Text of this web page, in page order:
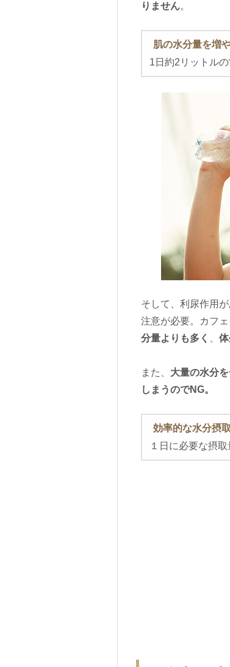
りません。
肌の水分量を増
1日約2リットル
そして、利尿作用
注意が必要。カフ
分量よりも多く
また、 大量の水分
しまうのでNG。
効率的な水分摂
１日に必要な摂